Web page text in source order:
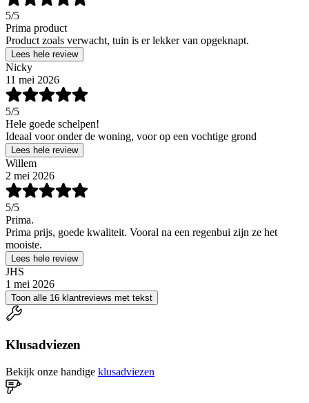
5/5
Prima product
Product zoals verwacht, tuin is er lekker van opgeknapt.
Lees hele review
Nicky
11 mei 2026
5/5
Hele goede schelpen!
Ideaal voor onder de woning, voor op een vochtige grond
Lees hele review
Willem
2 mei 2026
5/5
Prima.
Prima prijs, goede kwaliteit. Vooral na een regenbui zijn ze het
mooiste.
Lees hele review
JHS
1 mei 2026
Toon alle 16 klantreviews met tekst
Klusadviezen
Bekijk onze handige klusadviezen